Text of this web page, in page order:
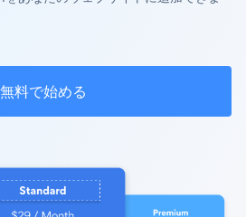
無料で始める